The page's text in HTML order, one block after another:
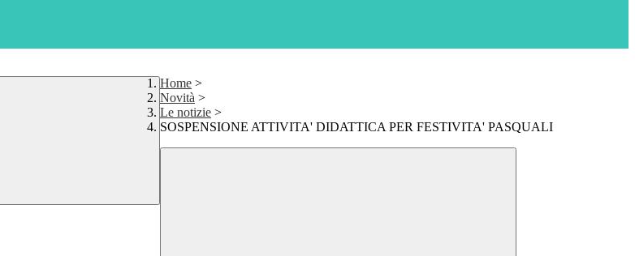
Home >
Novità >
Le notizie >
SOSPENSIONE ATTIVITA' DIDATTICA PER FESTIVITA' PASQUALI